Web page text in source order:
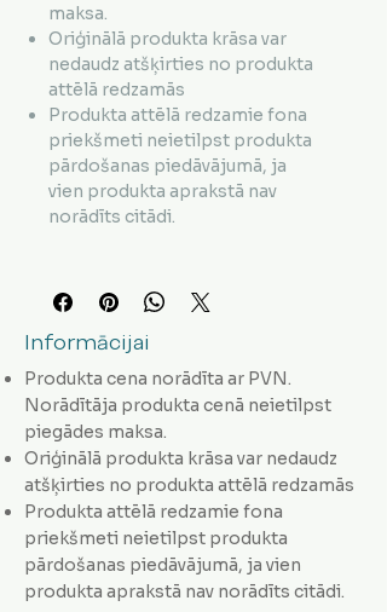
maksa.
Oriģinālā produkta krāsa var
nedaudz atšķirties no produkta
attēlā redzamās
Produkta attēlā redzamie fona
priekšmeti neietilpst produkta
pārdošanas piedāvājumā, ja
vien produkta aprakstā nav
norādīts citādi.
Informācijai
Produkta cena norādīta ar PVN.
Norādītāja produkta cenā neietilpst
piegādes maksa.
Oriģinālā produkta krāsa var nedaudz
atšķirties no produkta attēlā redzamās
Produkta attēlā redzamie fona
priekšmeti neietilpst produkta
pārdošanas piedāvājumā, ja vien
produkta aprakstā nav norādīts citādi.